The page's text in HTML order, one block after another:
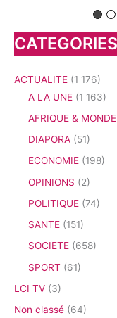
CATEGORIES
ACTUALITE (1 176)
A LA UNE (1 163)
AFRIQUE & MONDE
DIAPORA (51)
ECONOMIE (198)
OPINIONS (2)
POLITIQUE (74)
SANTE (151)
SOCIETE (658)
SPORT (61)
LCI TV (3)
Non classé (64)